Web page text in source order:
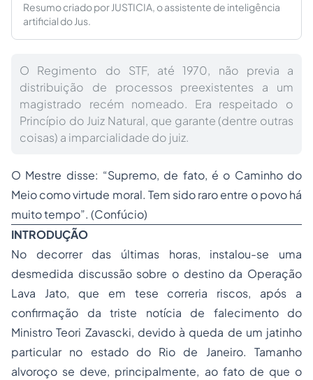
Resumo criado por JUSTICIA, o assistente de inteligência
artificial do Jus.
O Regimento do STF, até 1970, não previa a
distribuição de processos preexistentes a um
magistrado recém nomeado. Era respeitado o
Princípio do Juiz Natural, que garante (dentre outras
coisas) a imparcialidade do juiz.
O Mestre disse: “Supremo, de fato, é o Caminho do
Meio como virtude moral. Tem sido raro entre o povo há
muito tempo”. (Confúcio)
INTRODUÇÃO
No decorrer das últimas horas, instalou-se uma
desmedida discussão sobre o destino da Operação
Lava Jato, que em tese correria riscos, após a
confirmação da triste notícia de falecimento do
Ministro Teori Zavascki, devido à queda de um jatinho
particular no estado do Rio de Janeiro. Tamanho
alvoroço se deve, principalmente, ao fato de que o